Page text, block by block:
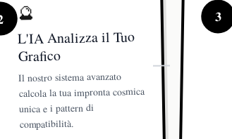
🔮
L'IA Analizza il Tuo
Grafico
Il nostro sistema avanzato
calcola la tua impronta cosmica
unica e i pattern di
compatibilità.
3